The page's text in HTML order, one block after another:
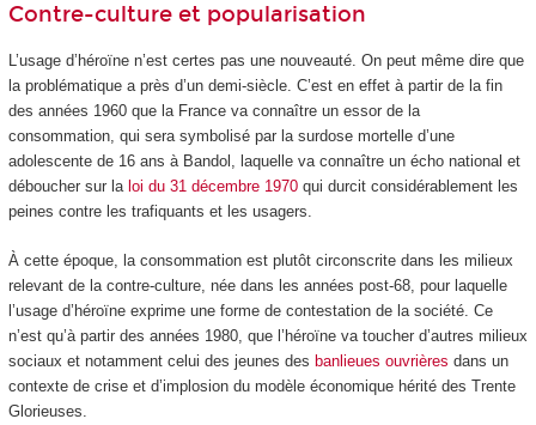
Contre-culture et popularisation
L’usage d’héroïne n’est certes pas une nouveauté. On peut même dire que
la problématique a près d’un demi-siècle. C’est en effet à partir de la fin
des années 1960 que la France va connaître un essor de la
consommation, qui sera symbolisé par la surdose mortelle d’une
adolescente de 16 ans à Bandol, laquelle va connaître un écho national et
déboucher sur la loi du 31 décembre 1970qui durcit considérablement les
peines contre les trafiquants et les usagers.
À cette époque, la consommation est plutôt circonscrite dans les milieux
relevant de la contre-culture, née dans les années post-68, pour laquelle
l’usage d’héroïne exprime une forme de contestation de la société. Ce
n’est qu’à partir des années 1980, que l’héroïne va toucher d’autres milieux
sociaux et notamment celui des jeunes des banlieues ouvrières dans un
contexte de crise et d’implosion du modèle économique hérité des Trente
Glorieuses.